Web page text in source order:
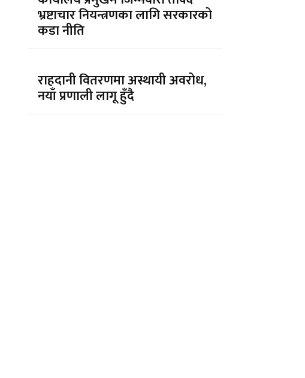
भ्रष्टाचार नियन्त्रणका लागि सरकारको
कडा नीति
राहदानी वितरणमा अस्थायी अवरोध,
नयाँ प्रणाली लागू हुँदै